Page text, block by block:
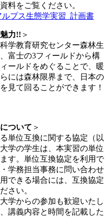
料をご覧ください。
プス生態学実習_計画書
力!! ＞
学教育研究センター森林生
富士の3フィールドから構
ールドをめぐることで、暖
には森林限界まで、日本の
見て回ることができます！
ついて ＞
単位互換に関する協定（以
学の学生は、本実習の単位
す。単位互換協定を利用で
学務担当事務に問い合わせ
できる場合には、互換協定
さい。
学からの参加も歓迎いたし
講義内容と時間を記載した